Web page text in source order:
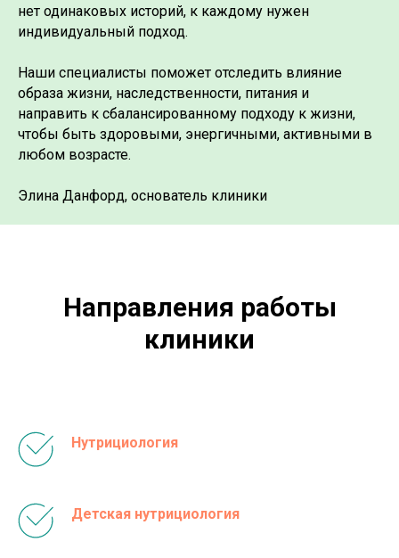
нет одинаковых историй, к каждому нужен
индивидуальный подход.
Наши специалисты поможет отследить влияние
образа жизни, наследственности, питания и
направить к сбалансированному подходу к жизни,
чтобы быть здоровыми, энергичными, активными в
любом возрасте.
Элина Данфорд, основатель клиники
Направления работы
клиники
Нутрициология
Детская нутрициология